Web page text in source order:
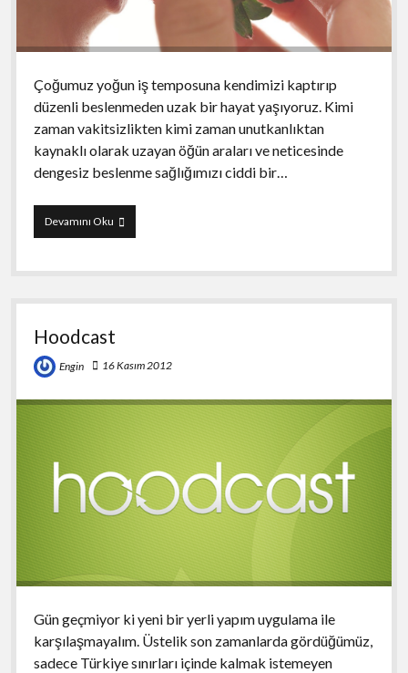
Çoğumuz yoğun iş temposuna kendimizi kaptırıp
düzenli beslenmeden uzak bir hayat yaşıyoruz. Kimi
zaman vakitsizlikten kimi zaman unutkanlıktan
kaynaklı olarak uzayan öğün araları ve neticesinde
dengesiz beslenme sağlığımızı ciddi bir…
Devamını OkuDiyetisyen
Hoodcast
Engin 16 Kasım 2012
Gün geçmiyor ki yeni bir yerli yapım uygulama ile
karşılaşmayalım. Üstelik son zamanlarda gördüğümüz,
sadece Türkiye sınırları içinde kalmak istemeyen